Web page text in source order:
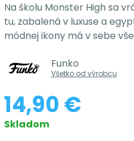
Na školu Monster High sa
tu, zabalená v luxuse a
módnej ikony má v sebe
Funko
Všetko od výrobcu
14,90 €
Skladom